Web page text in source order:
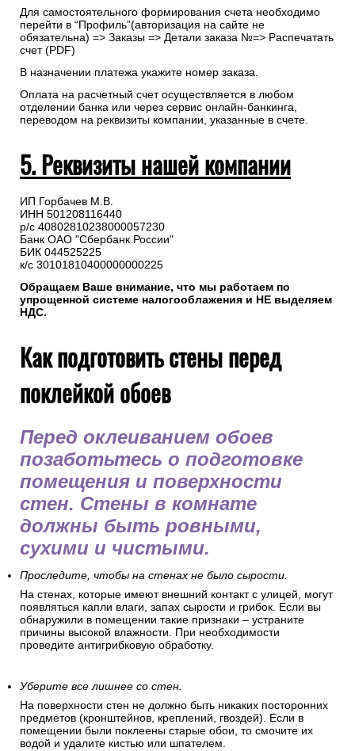
Для самостоятельного формирования счета необходимо
перейти в “Профиль”(авторизация на сайте не
обязательна) => Заказы => Детали заказа №=> Распечатать
счет (PDF)
В назначении платежа укажите номер заказа.
Оплата на расчетный счет осуществляется в любом
отделении банка или через сервис онлайн-банкинга,
переводом на реквизиты компании, указанные в счете.
5. Реквизиты нашей компании
ИП Горбачев М.В.
ИНН 501208116440
р/с 40802810238000057230
Банк ОАО "Сбербанк России"
БИК 044525225
к/с 30101810400000000225
Обращаем Ваше внимание, что мы работаем по
упрощенной системе налогооблажения и НЕ выделяем
НДС.
Как подготовить стены перед
поклейкой обоев
Перед оклеиванием обоев
позаботьтесь о подготовке
помещения и поверхности
стен. Стены в комнате
должны быть ровными,
сухими и чистыми.
Проследите, чтобы на стенах не было сырости.
На стенах, которые имеют внешний контакт с улицей, могут
появляться капли влаги, запах сырости и грибок. Если вы
обнаружили в помещении такие признаки – устраните
причины высокой влажности. При необходимости
проведите антигрибковую обработку.
Уберите все лишнее со стен.
На поверхности стен не должно быть никаких посторонних
предметов (кронштейнов, креплений, гвоздей). Если в
помещении были поклеены старые обои, то смочите их
водой и удалите кистью или шпателем.